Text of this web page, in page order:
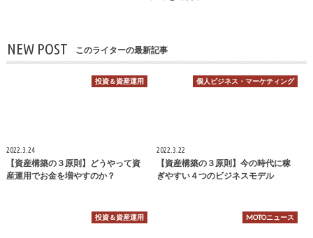
NEW POST このライターの最新記事
投資＆資産運用
2022.3.24
【資産構築の３原則】どうやって資
産運用でお金を増やすのか？
個人ビジネス・マーケティング
2022.3.22
【資産構築の３原則】今の時代に稼
ぎやすい４つのビジネスモデル
投資＆資産運用 MOTOニュース